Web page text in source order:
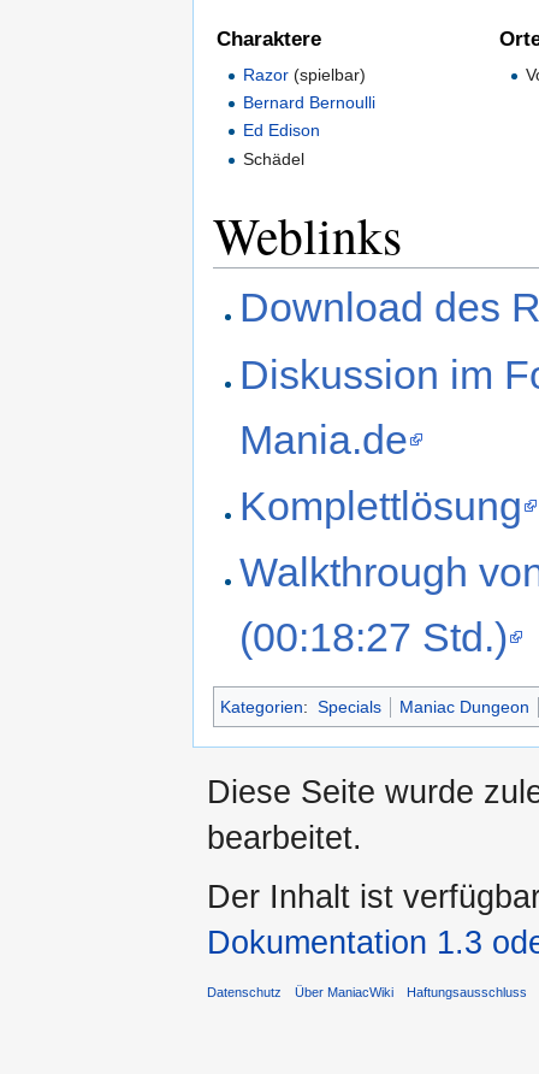
Charaktere
Razor (spielbar)
Bernard Bernoulli
Ed Edison
Schädel
Weblinks
Download des
Diskussion im
Mania.de
Komplettlösung
Walkthrough
(00:18:27 Std.)
Kategorien: Specials Maniac Dungeon
Diese Seite wurde
bearbeitet.
Der Inhalt ist
Dokumentation 1.3
Datenschutz Über ManiacWiki Haftungsausschluss